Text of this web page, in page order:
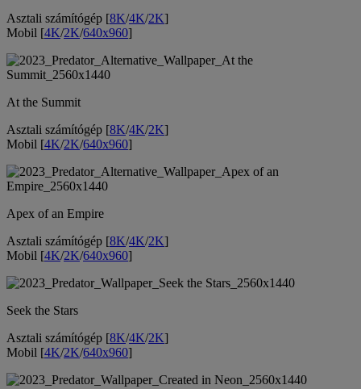
Asztali számítógép [8K/4K/2K]
Mobil [4K/2K/640x960]
At the Summit
Asztali számítógép [8K/4K/2K]
Mobil [4K/2K/640x960]
Apex of an Empire
Asztali számítógép [8K/4K/2K]
Mobil [4K/2K/640x960]
Seek the Stars
Asztali számítógép [8K/4K/2K]
Mobil [4K/2K/640x960]